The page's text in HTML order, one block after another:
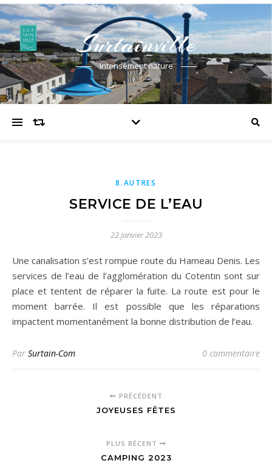
Surtainville
Intensément nature
8.AUTRES
SERVICE DE L’EAU
22 janvier 2023
Une canalisation s’est rompue route du Hameau Denis. Les
services de l’eau de l’agglomération du Cotentin sont sur
place et tentent de réparer la fuite. La route est pour le
moment barrée. Il est possible que les réparations
impactent momentanément la bonne distribution de l’eau.
Par Surtain-Com 0 commentaire
PRÉCÉDENT
JOYEUSES FÊTES
PLUS RÉCENT
CAMPING 2023